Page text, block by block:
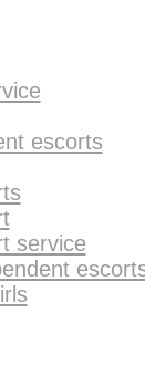
escorts
service